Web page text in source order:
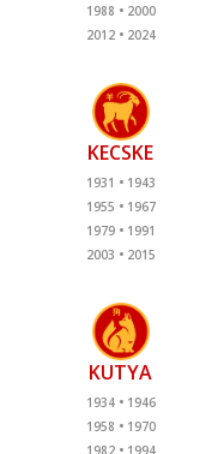
1988
2000
2012
2024
KECSKE
1931
1943
1955
1967
1979
1991
2003
2015
KUTYA
1934
1946
1958
1970
1982
1994